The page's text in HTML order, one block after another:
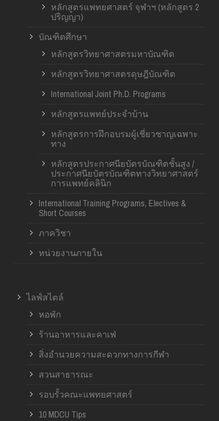
หลักสูตรแพทยศาสตร์ จุฬาฯ (หลักสูตร 2
ปริญญา)
บัณฑิตศึกษา
หลักสูตรวิทยาศาสตรมหาบัณฑิต
หลักสูตรวิทยาศาสตรดุษฎีบัณฑิต
International Joint Ph.D. Programs
หลักสูตรแพทย์ประจำบ้าน
หลักสูตรการฝึกอบรมผู้เชี่ยวชาญเฉพาะ
ทาง
หลักสูตรประกาศนียบัตรบัณฑิตชั้นสูง /
ประกาศนียบัตรบัณฑิตทางวิทยาศาสตร์
การแพทย์คลินิก
International Training Programs, Electives &
Short Courses
ภาควิชา
หน่วยงานภายใน
ไลฟ์สไตล์
หอพัก
ร้านอาหารและคาเฟ่
สิ่งอำนวยความสะดวกทางการกีฬา
สวนสาธารณะ
รอบรั้วคณะแพทยศาสตร์
10 MDCU Tips